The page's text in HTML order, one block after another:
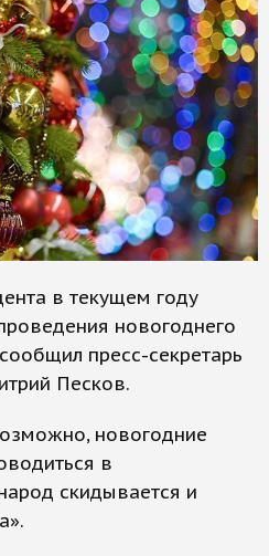
в текущем году
новогоднего
пресс-секретарь
Песков.
новогодние
в
скидывается и